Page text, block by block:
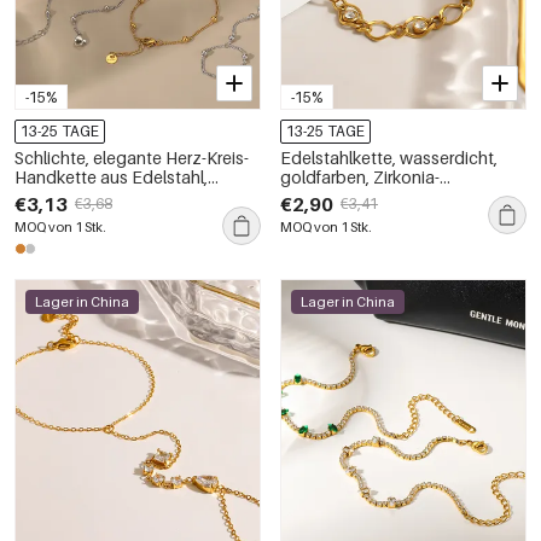
-15%
13-25 TAGE
Schlichte, elegante Herz-Kreis-
Handkette aus Edelstahl,
wasserdicht, goldfarben, mit
Zirkonia
€3,13 €3,68
MOQ von 1 Stk.
-15%
13-25 TAGE
Edelstahlkette, wasserdicht,
goldfarben, Zirkonia-
Damenarmband
€2,90 €3,41
MOQ von 1 Stk.
Lager in China Lager in China